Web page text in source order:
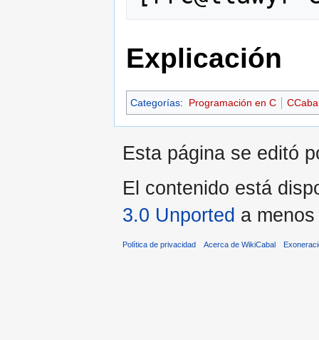
Explicación
Categorías: Programación en C
Esta página se editó
El contenido está
3.0 Unported a
Política de privacidad Acerca de WikiCabal